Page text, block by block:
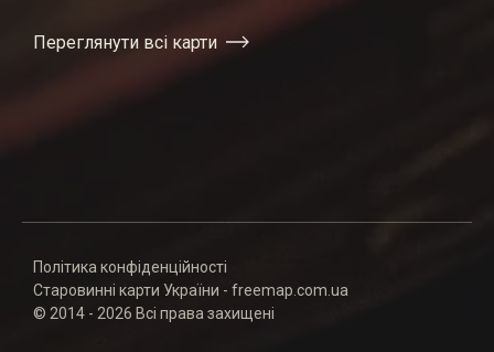
Переглянути всі карти
Політика конфіденційності
Старовинні карти України - freemap.com.ua
© 2014 - 2026 Всі права захищені